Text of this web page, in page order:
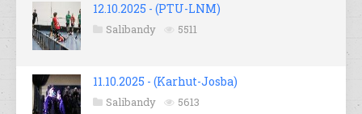
12.10.2025 - (PTU-LNM)
Salibandy 5511
11.10.2025 - (Karhut-Josba)
Salibandy 5613